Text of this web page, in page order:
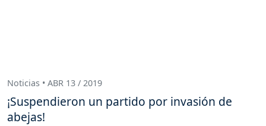
Noticias • ABR 13 / 2019
¡Suspendieron un partido por invasión de
abejas!